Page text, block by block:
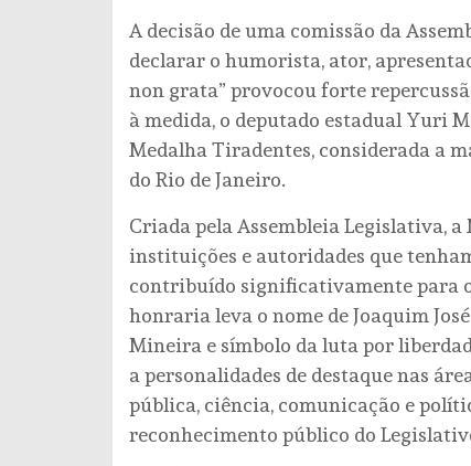
A decisão de uma comissão da
declarar o humorista, ator,
non grata” provocou forte
à medida, o deputado estadual Yuri
Medalha Tiradentes, considerada a
do Rio de Janeiro.
Criada pela Assembleia Legislativa,
instituições e autoridades que
contribuído significativamente para
honraria leva o nome de Joaquim
Mineira e símbolo da luta por
a personalidades de destaque nas
pública, ciência, comunicação e
reconhecimento público do